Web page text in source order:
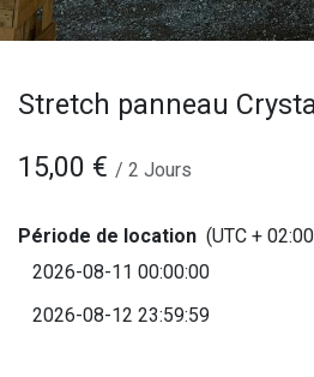
Stretch panneau
15,00 € / 2 Jours
Période de location (UTC +